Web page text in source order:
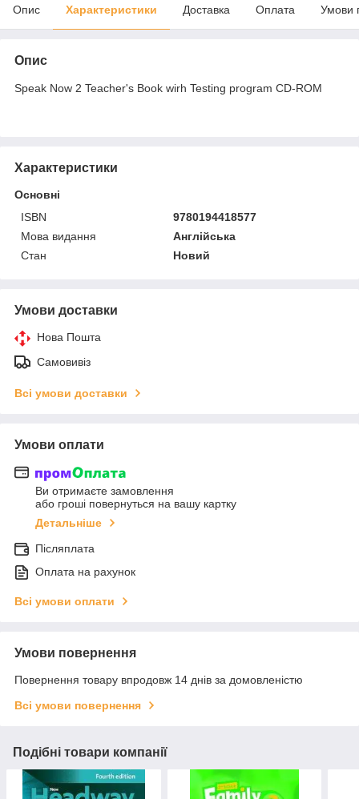
Опис Характеристики Доставка Оплата Умови
Опис
Speak Now 2 Teacher's Book wirh Testing program CD-ROM
Характеристики
Основні
ISBN
9780194418577
Мова видання
Англійська
Стан
Новий
Умови доставки
Нова Пошта
Самовивіз
Всі умови доставки
Умови оплати
Ви отримаєте замовлення
або гроші повернуться на вашу картку
Детальніше
Післяплата
Оплата на рахунок
Всі умови оплати
Умови повернення
Повернення товару впродовж 14 днів за домовленістю
Всі умови повернення
Подібні товари компанії